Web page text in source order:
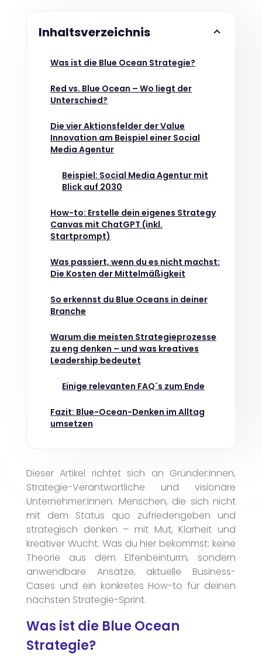
Inhaltsverzeichnis
Was ist die Blue Ocean Strategie?
Red vs. Blue Ocean – Wo liegt der
Unterschied?
Die vier Aktionsfelder der Value
Innovation am Beispiel einer Social
Media Agentur
Beispiel: Social Media Agentur mit
Blick auf 2030
How-to: Erstelle dein eigenes Strategy
Canvas mit ChatGPT (inkl.
Startprompt)
Was passiert, wenn du es nicht machst:
Die Kosten der Mittelmäßigkeit
So erkennst du Blue Oceans in deiner
Branche
Warum die meisten Strategieprozesse
zu eng denken – und was kreatives
Leadership bedeutet
Einige relevanten FAQ´s zum Ende
Fazit: Blue-Ocean-Denken im Alltag
umsetzen
Dieser Artikel richtet sich an Gründer:innen,
Strategie-Verantwortliche und visionäre
Unternehmer:innen. Menschen, die sich nicht
mit dem Status quo zufriedengeben und
strategisch denken – mit Mut, Klarheit und
kreativer Wucht. Was du hier bekommst: keine
Theorie aus dem Elfenbeinturm, sondern
anwendbare Ansätze, aktuelle Business-
Cases und ein konkretes How-to für deinen
nächsten Strategie-Sprint.
Was ist die Blue Ocean
Strategie?